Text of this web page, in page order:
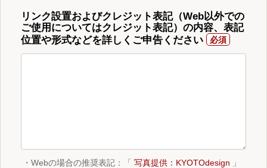
リンク設置およびクレジット表記（Web以外での
ご使用についてはクレジット表記）の内容、表記
位置や形式などを詳しくご申告ください
・Webの場合の推奨表記：「 写真提供：KYOTOdesign 」